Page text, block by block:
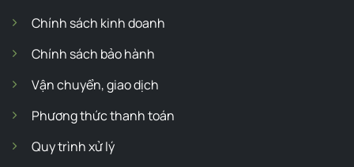
Chính sách kinh doanh
Chính sách bảo hành
Vận chuyển, giao dịch
Phương thức thanh toán
Quy trình xử lý